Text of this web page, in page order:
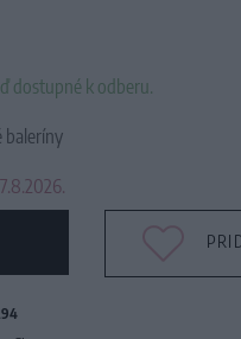
dostupné k odberu.
baleríny